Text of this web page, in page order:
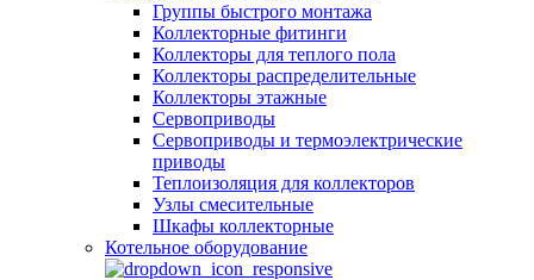
Группы быстрого монтажа
Коллекторные фитинги
Коллекторы для теплого пола
Коллекторы распределительные
Коллекторы этажные
Сервоприводы
Сервоприводы и термоэлектрические
приводы
Теплоизоляция для коллекторов
Узлы смесительные
Шкафы коллекторные
Котельное оборудование